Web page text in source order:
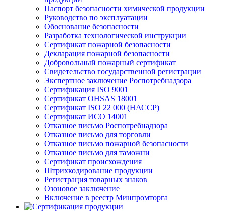
Паспорт безопасности химической продукции
Руководство по эксплуатации
Обоснование безопасности
Разработка технологической инструкции
Сертификат пожарной безопасности
Декларация пожарной безопасности
Добровольный пожарный сертификат
Свидетельство государственной регистрации
Экспертное заключение Роспотребнадзора
Сертификация ISO 9001
Сертификат OHSAS 18001
Сертификат ISO 22 000 (НАССР)
Сертификат ИСО 14001
Отказное письмо Роспотребнадзора
Отказное письмо для торговли
Отказное письмо пожарной безопасности
Отказное письмо для таможни
Сертификат происхождения
Штрихкодирование продукции
Регистрация товарных знаков
Озоновое заключение
Включение в реестр Минпромторга